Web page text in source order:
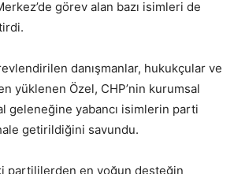
görev alan bazı isimleri de
danışmanlar, hukukçular ve
yüklenen Özel, CHP’nin kurumsal
geleneğine yabancı isimlerin parti
getirildiğini savundu.
partililerden en yoğun desteğin